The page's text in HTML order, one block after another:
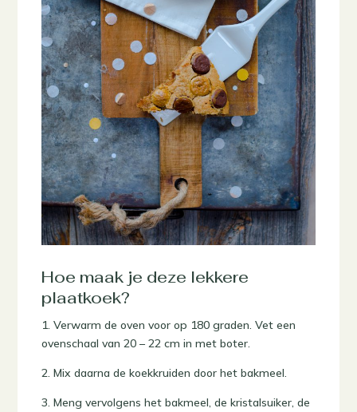
Hoe maak je deze lekkere
plaatkoek?
1. Verwarm de oven voor op 180 graden. Vet een
ovenschaal van 20 – 22 cm in met boter.
2. Mix daarna de koekkruiden door het bakmeel.
3. Meng vervolgens het bakmeel, de kristalsuiker, de